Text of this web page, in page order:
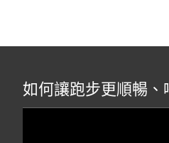
如何讓跑步更順暢、